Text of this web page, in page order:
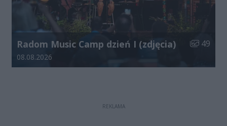
Radom Music Camp dzień I (zdjęcia) Liczba
49
Data dodania galerii:
08.08.2026
REKLAMA